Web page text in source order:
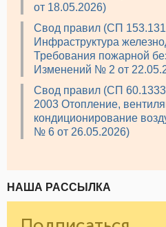
от 18.05.2026)
Свод правил (СП
Инфраструктура
Требования пожарной
Изменений № 2 от
Свод правил (СП
2003 Отопление,
кондиционирование
№ 6 от 26.05.2026)
НАША РАССЫЛКА